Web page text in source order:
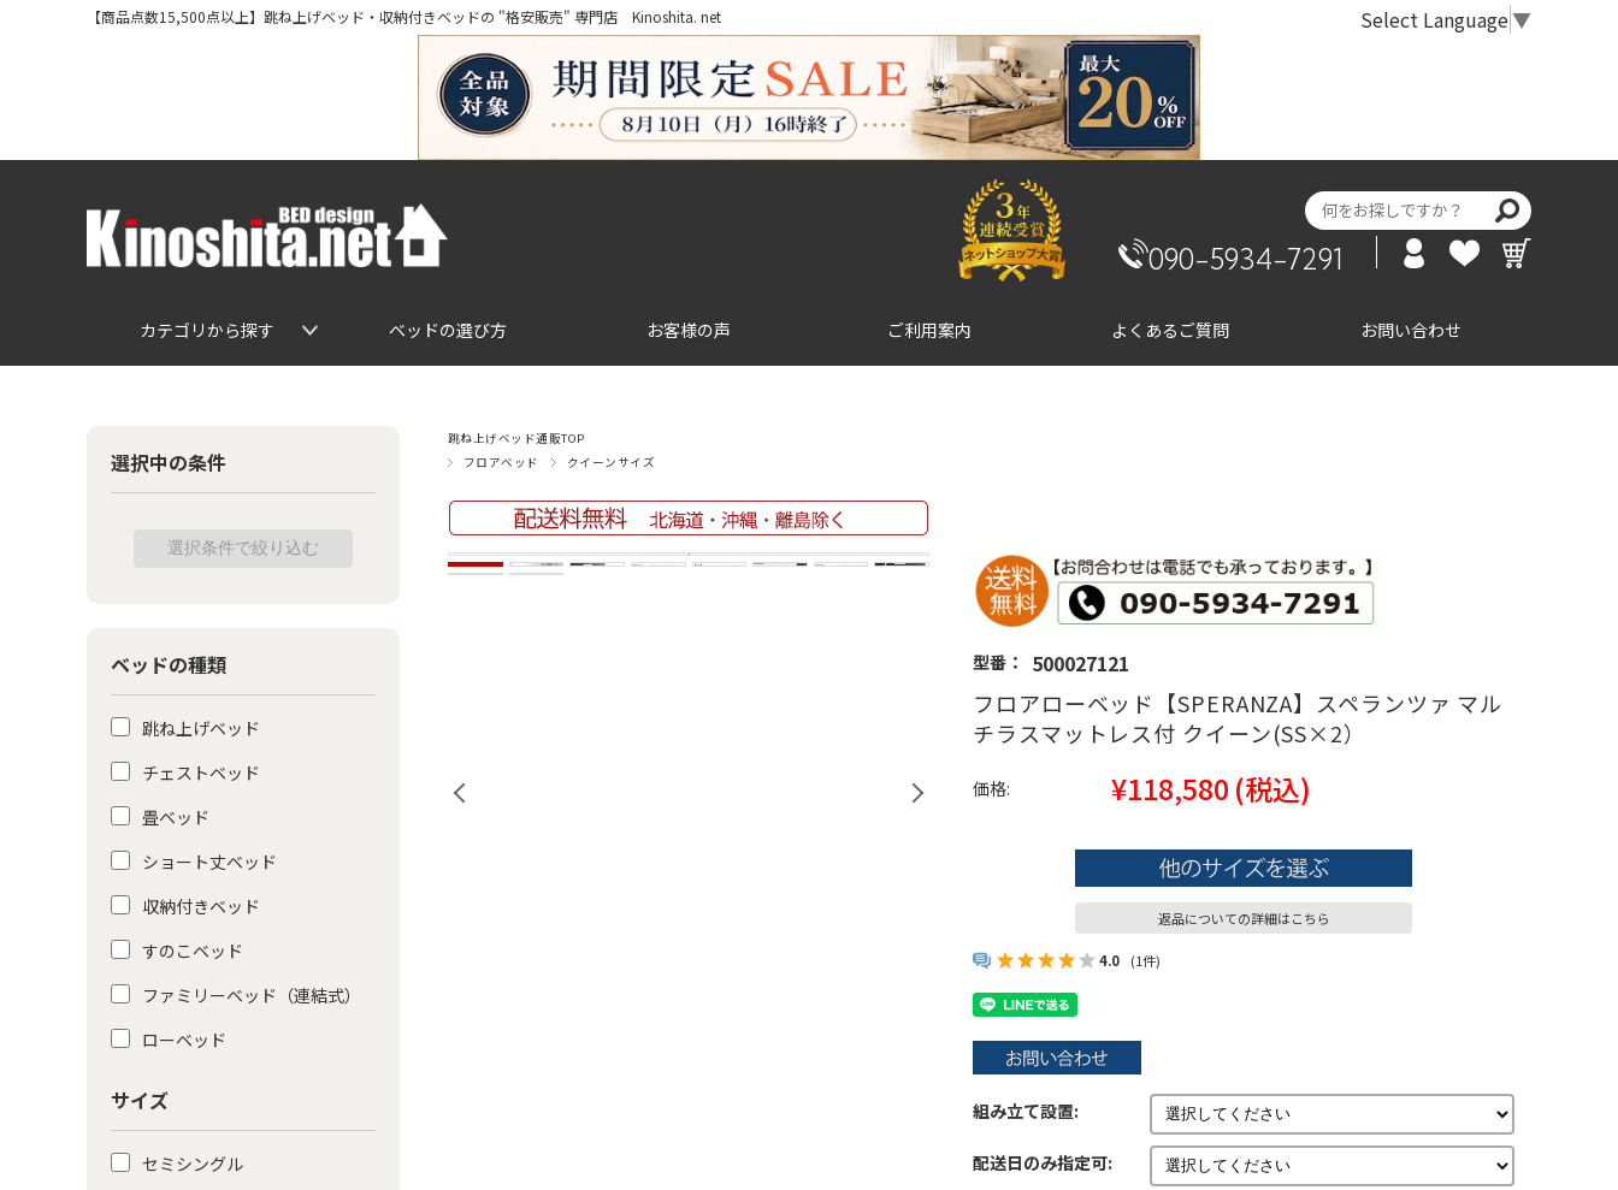
【商品点数15,500点以上】跳ね上げベッド・収納付きベッドの "格安販売" 専門店 Kinoshita. net Select Language▼
090-5934-7291
カテゴリから探す ベッドの選び方 お客様の声 ご利用案内 よくあるご質問 お問い合わせ
跳ね上げベッド通販TOP
フロアベッド
クイーンサイズ
型番： 500027121
フロアローベッド【SPERANZA】スペランツァ マル
チラスマットレス付 クイーン(SS×2）
価格: ¥118,580 (税込)
返品についての詳細はこちら
4.0 (1件)
組み立て設置:
配送日のみ指定可:
選択中の条件
ベッドの種類
跳ね上げベッド
チェストベッド
畳ベッド
ショート丈ベッド
収納付きベッド
すのこベッド
ファミリーベッド（連結式）
ローベッド
サイズ
セミシングル